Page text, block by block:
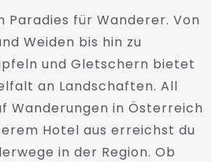
Paradies für Wanderer. Von
Weiden bis hin zu
und Gletschern bietet
an Landschaften. All
Wanderungen in Österreich
Hotel aus erreichst du
in der Region. Ob